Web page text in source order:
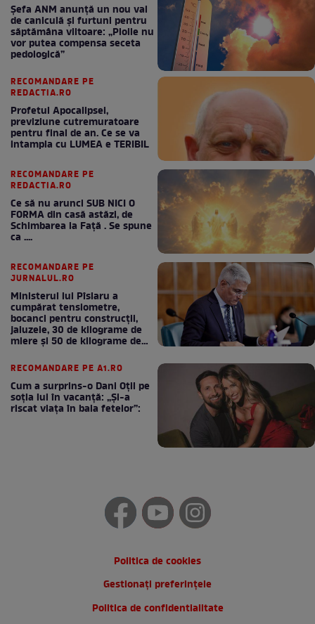
Șefa ANM anunță un nou val
de caniculă și furtuni pentru
săptămâna viitoare: „Ploile nu
vor putea compensa seceta
pedologică”
RECOMANDARE PE
REDACTIA.RO
Profetul Apocalipsei,
previziune cutremuratoare
pentru final de an. Ce se va
intampla cu LUMEA e TERIBIL
RECOMANDARE PE
REDACTIA.RO
Ce să nu arunci SUB NICI O
FORMA din casă astăzi, de
Schimbarea la Față . Se spune
ca ....
RECOMANDARE PE
JURNALUL.RO
Ministerul lui Pîslaru a
cumpărat tensiometre,
bocanci pentru construcții,
jaluzele, 30 de kilograme de
miere și 50 de kilograme de
RECOMANDARE PE A1.RO
Cum a surprins-o Dani Oțil pe
soția lui în vacanță: „Și-a
riscat viața în baia fetelor”:
Politica de cookies
Gestionați preferințele
Politica de confidentialitate